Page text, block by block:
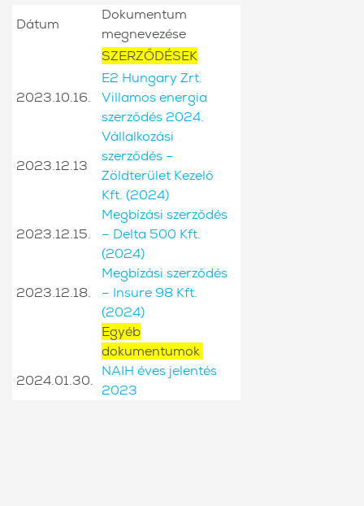
Dátum
Dokumentum
megnevezése
SZERZŐDÉSEK
2023.10.16.
E2 Hungary Zrt.
Villamos energia
szerződés 2024.
2023.12.13
Vállalkozási
szerződés –
Zöldterület Kezelő
Kft. (2024)
2023.12.15.
Megbízási szerződés
– Delta 500 Kft.
(2024)
2023.12.18.
Megbízási szerződés
– Insure 98 Kft.
(2024)
Egyéb
dokumentumok
2024.01.30.
NAIH éves jelentés
2023